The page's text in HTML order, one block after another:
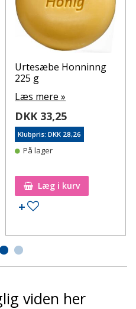
Urtesæbe Honninng
225 g
Læs mere »
DKK 33,25
Klubpris: DKK 28,26
På lager
Læg i kurv
Tilføj til ønskeseddel
viden her